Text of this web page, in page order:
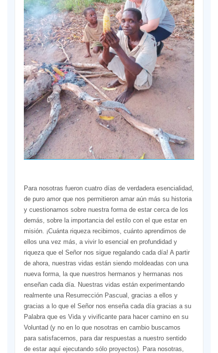
Para nosotras fueron cuatro días de verdadera esencialidad,
de puro amor que nos permitieron amar aún más su historia
y cuestionarnos sobre nuestra forma de estar cerca de los
demás, sobre la importancia del estilo con el que estar en
misión. ¡Cuánta riqueza recibimos, cuánto aprendimos de
ellos una vez más, a vivir lo esencial en profundidad y
riqueza que el Señor nos sigue regalando cada día! A partir
de ahora, nuestras vidas están siendo moldeadas con una
nueva forma, la que nuestros hermanos y hermanas nos
enseñan cada día. Nuestras vidas están experimentando
realmente una Resurrección Pascual, gracias a ellos y
gracias a lo que el Señor nos enseña cada día gracias a su
Palabra que es Vida y vivificante para hacer camino en su
Voluntad (y no en lo que nosotras en cambio buscamos
para satisfacernos, para dar respuestas a nuestro sentido
de estar aquí ejecutando sólo proyectos). Para nosotras,